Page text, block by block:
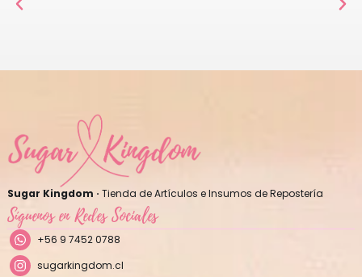
Sugar Kingdom · Tienda de Artículos e Insumos de Repostería
Síguenos en Redes Sociales
+56 9 7452 0788
sugarkingdom.cl